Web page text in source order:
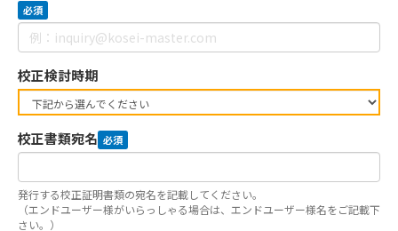
必須
校正検討時期
校正書類宛名 必須
発行する校正証明書類の宛名を記載してください。
（エンドユーザー様がいらっしゃる場合は、エンドユーザー様名をご記載下
さい。）